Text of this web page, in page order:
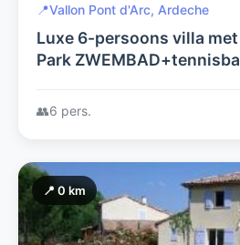
📍Vallon Pont d'Arc, Ardeche
Luxe 6-persoons villa
Park
l'Ardèche, Vallon Pont
👥6 pers.
📍 0 km